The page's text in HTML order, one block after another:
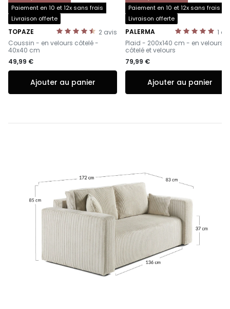
Paiement en 10 et 12x sans frais
Livraison offerte
2 avis
TOPAZE
-
Coussin - en velours côtelé -
40x40 cm
49,99 €
Ajouter au panier
Paiement en 10 et 12x sans frais
Livraison offerte
1
PALERMA
-
Plaid - 200x140 cm - en velours
côtelé et velours
79,99 €
Ajouter au panier